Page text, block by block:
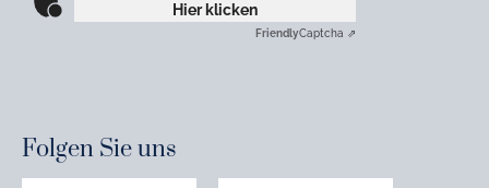
Hier klicken
FriendlyCaptcha ⇗
Folgen Sie uns